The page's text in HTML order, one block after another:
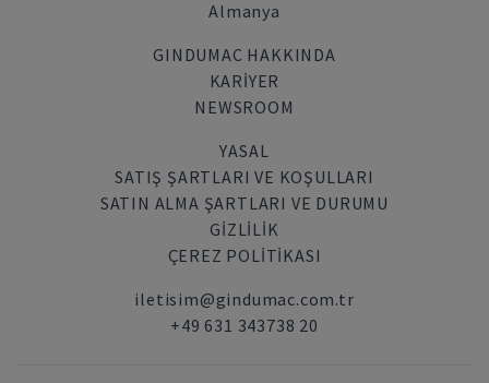
Almanya
GINDUMAC HAKKINDA
KARIYER
NEWSROOM
YASAL
SATIŞ ŞARTLARI VE KOŞULLARI
SATIN ALMA ŞARTLARI VE DURUMU
GİZLİLİK
ÇEREZ POLITIKASI
iletisim@gindumac.com.tr
+49 631 343738 20